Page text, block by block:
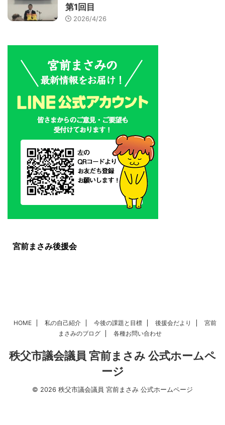
第1回目
2026/4/26
宮前まさみ後援会
HOME 私の自己紹介 今後の課題と目標 後援会だより
宮前
まさみのブログ
各種お問い合わせ
秩父市議会議員 宮前まさみ 公式ホームペ
ージ
© 2026 秩父市議会議員 宮前まさみ 公式ホームページ